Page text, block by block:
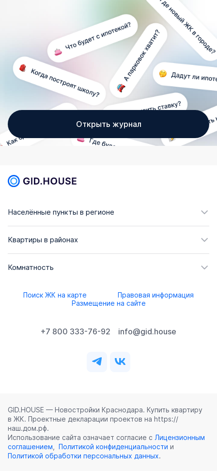
Открыть журнал
Населённые пункты в регионе
Квартиры в районах
Комнатность
Поиск ЖК на карте
Правовая информация
Размещение на сайте
+7 800 333-76-92 info@gid.house
GID.HOUSE — Новостройки Краснодара. Купить квартиру
в ЖК. Проектные декларации проектов на https://
наш.дом.рф.
Использование сайта означает согласие с Лицензионным
соглашением
Политикой конфиденциальности и
Политикой обработки персональных данных.